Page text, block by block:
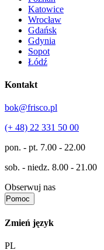
Katowice
Wrocław
Gdańsk
Gdynia
Sopot
Łódź
Kontakt
bok@frisco.pl
(+ 48) 22 331 50 00
pon. - pt. 7.00 - 22.00
sob. - niedz. 8.00 - 21.00
Obserwuj nas
Pomoc
Zmień język
PL